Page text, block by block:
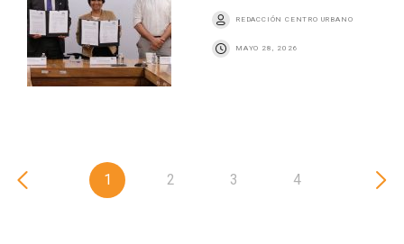
REDACCIÓN CENTRO URBANO
MAYO 28, 2026
1 2 3 4